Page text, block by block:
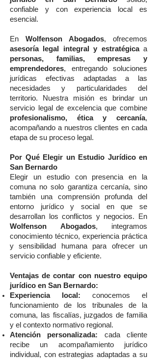
confiable y con experiencia local es
esencial.
En Wolfenson Abogados, ofrecemos
asesoría legal integral y estratégicaa
personas, familias, empresas y
emprendedores, entregando soluciones
jurídicas efectivas adaptadas a las
necesidades y particularidades del
territorio. Nuestra misión es brindar un
servicio legal de excelencia que combine
profesionalismo, ética y cercanía,
acompañando a nuestros clientes en cada
etapa de su proceso legal.
Por Qué Elegir un Estudio Jurídico en
San Bernardo
Elegir un estudio con presencia en la
comuna no solo garantiza cercanía, sino
también una comprensión profunda del
entorno jurídico y social en que se
desarrollan los conflictos y negocios. En
Wolfenson Abogados, integramos
conocimiento técnico, experiencia práctica
y sensibilidad humana para ofrecer un
servicio confiable y eficiente.
Ventajas de contar con nuestro equipo
jurídico en San Bernardo:
Experiencia local: conocemos el
funcionamiento de los tribunales de la
comuna, las fiscalías, juzgados de familia
y el contexto normativo regional.
Atención personalizada: cada cliente
recibe un acompañamiento jurídico
individual, con estrategias adaptadas a su